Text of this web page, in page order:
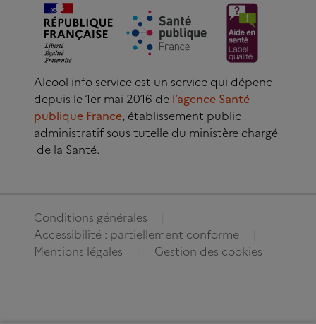
Alcool info service est un service qui dépend
depuis le 1er mai 2016 de l’agence Santé
publique France, établissement public
administratif sous tutelle du ministère chargé
de la Santé.
Conditions générales
Accessibilité : partiellement conforme
Mentions légales
Gestion des cookies